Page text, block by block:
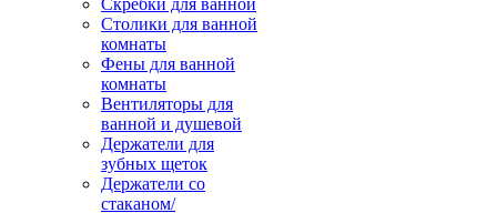
Скребки для ванной
Столики для ванной
комнаты
Фены для ванной
комнаты
Вентиляторы для
ванной и душевой
Держатели для
зубных щеток
Держатели со
стаканом/